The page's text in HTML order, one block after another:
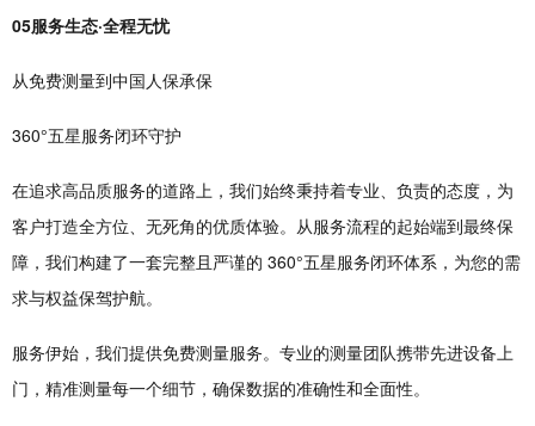
05服务生态·全程无忧
从免费测量到中国人保承保
360°五星服务闭环守护
在追求高品质服务的道路上，我们始终秉持着专业、负责的态度，为
客户打造全方位、无死角的优质体验。从服务流程的起始端到最终保
障，我们构建了一套完整且严谨的 360°五星服务闭环体系，为您的需
求与权益保驾护航。
服务伊始，我们提供免费测量服务。专业的测量团队携带先进设备上
门，精准测量每一个细节，确保数据的准确性和全面性。